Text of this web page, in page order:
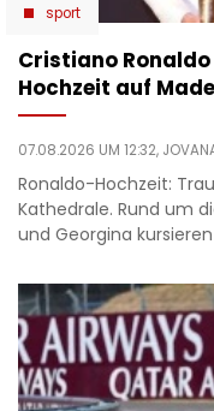
sport
Cristiano
Hochzeit auf
07.08.2026 UM 12:32,
Ronaldo-Hochzeit:
Kathedrale. Rund um
und Georgina